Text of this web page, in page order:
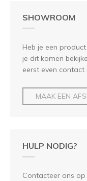
SHOWROOM
Heb je een
je dit komen
eerst even contact
MAAK EEN
HULP NODIG?
Contacteer ons op